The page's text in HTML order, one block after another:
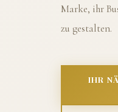
Marke, ihr
zu gestalten.
IHR